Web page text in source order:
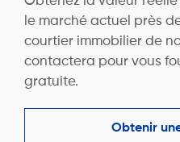
le marché actuel près
courtier immobilier de
contactera pour vous
gratuite.
Obtenir